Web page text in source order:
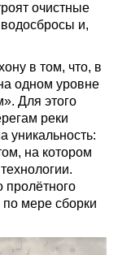
очистные
и,
в том, что, в
одном уровне
Для этого
реки
уникальность:
на котором
пролётного
мере сборки